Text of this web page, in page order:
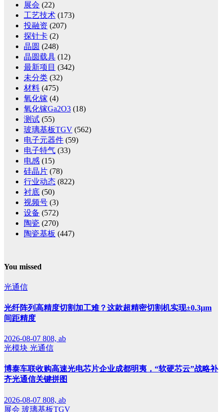
展会 (22)
工艺技术 (173)
投融资 (207)
探针卡 (2)
晶圆 (248)
晶圆载具 (12)
最新项目 (342)
未分类 (32)
材料 (475)
氧化镓 (4)
氧化镓Ga2O3 (18)
测试 (55)
玻璃基板TGV (562)
电子元器件 (59)
电子特气 (33)
电感 (15)
硅晶片 (78)
行业动态 (822)
衬底 (50)
视频号 (3)
设备 (572)
陶瓷 (270)
陶瓷基板 (447)
You missed
光通信
光纤阵列高精度切割加工难？这款超精密切割机实现±0.3μm
间距精度
2026-08-07 808, ab
光模块 光通信
博泰车联收购高速光电芯片企业成都明夷，“软硬芯云”战略补
齐光通信关键拼图
2026-08-07 808, ab
展会 玻璃基板TGV